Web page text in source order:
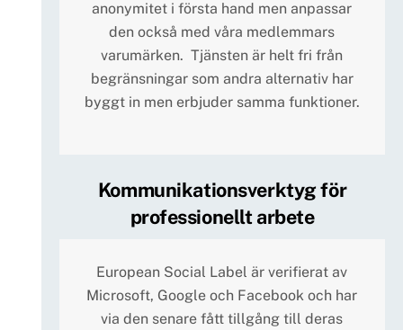
anonymitet i första hand men anpassar
den också med våra medlemmars
varumärken. Tjänsten är helt fri från
begränsningar som andra alternativ har
byggt in men erbjuder samma funktioner.
Kommunikationsverktyg för
professionellt arbete
European Social Label är verifierat av
Microsoft, Google och Facebook och har
via den senare fått tillgång till deras